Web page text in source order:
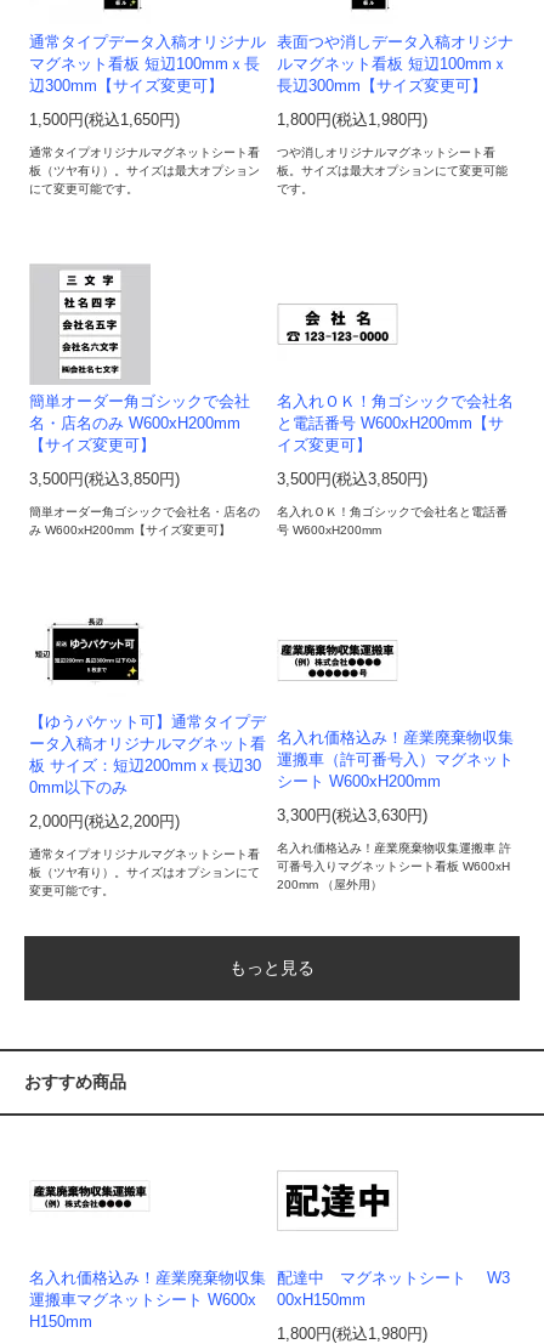
通常タイプデータ入稿オリジナル
マグネット看板 短辺100mmｘ長
辺300mm【サイズ変更可】
1,500円(税込1,650円)
通常タイプオリジナルマグネットシート看
板（ツヤ有り）。サイズは最大オプション
にて変更可能です。
表面つや消しデータ入稿オリジナ
ルマグネット看板 短辺100mmｘ
長辺300mm【サイズ変更可】
1,800円(税込1,980円)
つや消しオリジナルマグネットシート看
板。サイズは最大オプションにて変更可能
です。
簡単オーダー角ゴシックで会社
名・店名のみ W600xH200mm
【サイズ変更可】
3,500円(税込3,850円)
簡単オーダー角ゴシックで会社名・店名の
み W600xH200mm【サイズ変更可】
名入れＯＫ！角ゴシックで会社名
と電話番号 W600xH200mm【サ
イズ変更可】
3,500円(税込3,850円)
名入れＯＫ！角ゴシックで会社名と電話番
号 W600xH200mm
【ゆうパケット可】通常タイプデ
ータ入稿オリジナルマグネット看
板 サイズ：短辺200mmｘ長辺30
0mm以下のみ
2,000円(税込2,200円)
通常タイプオリジナルマグネットシート看
板（ツヤ有り）。サイズはオプションにて
変更可能です。
名入れ価格込み！産業廃棄物収集
運搬車（許可番号入）マグネット
シート W600xH200mm
3,300円(税込3,630円)
名入れ価格込み！産業廃棄物収集運搬車 許
可番号入りマグネットシート看板 W600xH
200mm （屋外用）
もっと見る
おすすめ商品
名入れ価格込み！産業廃棄物収集
運搬車マグネットシート W600x
H150mm
配達中 マグネットシート W3
00xH150mm
1,800円(税込1,980円)